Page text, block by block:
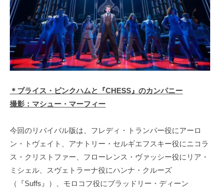
＊ブライス・ピンクハムと『CHESS』のカンパニー
撮影：マシュー・マーフィー
今回のリバイバル版は、フレディ・トランパー役にアーロ
ン・トヴェイト、アナトリー・セルギエフスキー役にニコラ
ス・クリストファー、フローレンス・ヴァッシー役にリア・
ミシェル、スヴェトラーナ役にハンナ・クルーズ
（『Suffs』）、モロコフ役にブラッドリー・ディーン